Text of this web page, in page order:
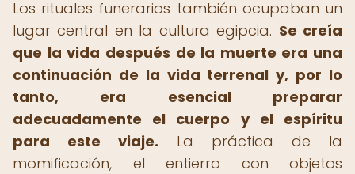
Los rituales funerarios también ocupaban un
lugar central en la cultura egipcia. Se creía
que la vida después de la muerte era una
continuación de la vida terrenal y, por lo
tanto, era esencial preparar
adecuadamente el cuerpo y el espíritu
para este viaje. La práctica de la
momificación, el entierro con objetos